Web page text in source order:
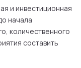
и инвестиционная
начала
количественного
составить